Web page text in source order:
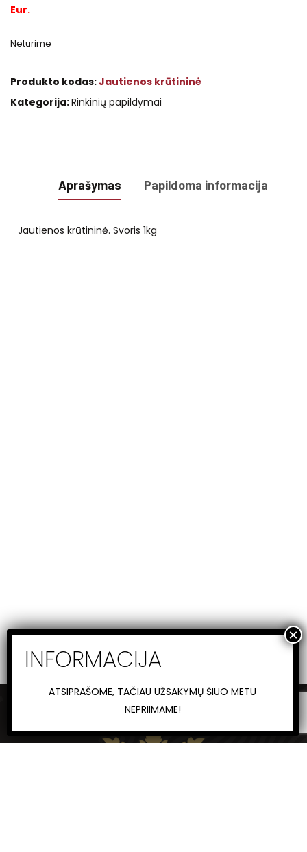
Eur.
Neturime
Produkto kodas:Jautienos krūtininė
Kategorija:Rinkinių papildymai
Aprašymas Papildoma informacija
Jautienos krūtininė. Svoris 1kg
ATSIPRAŠOME, TAČIAU UŽSAKYMŲ ŠIUO METU
NEPRIIMAME!